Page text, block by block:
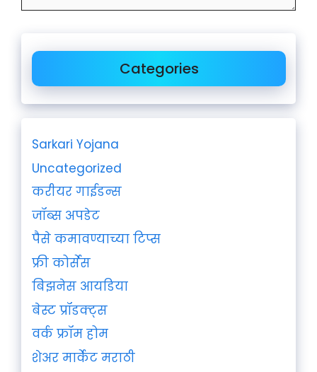
Categories
Sarkari Yojana
Uncategorized
करीयर गाईडन्स
जॉब्स अपडेट
पैसे कमावण्याच्या टिप्स
फ्री कोर्सेस
बिझनेस आयडिया
बेस्ट प्रॉडक्ट्स
वर्क फ्रॉम होम
शेअर मार्केट मराठी